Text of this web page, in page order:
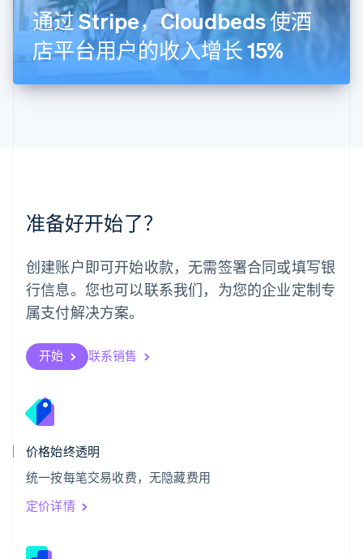
通过 Stripe，Cloudbeds 使酒
店平台用户的收入增长 15%
准备好开始了？
创建账户即可开始收款，无需签署合同或填写银
行信息。您也可以联系我们，为您的企业定制专
属支付解决方案。
开始 联系销售
价格始终透明
统一按每笔交易收费，无隐藏费用
定价详情
马尔他
English
马来西亚
美国
日本
日本語English
SvenskaEnglish
瑞士
DeutschFrançais ItalianoEnglish
塞浦路斯
斯洛伐克
English
English
泰国
ไทย
希腊
English
西班牙
Español
新加坡
新西兰